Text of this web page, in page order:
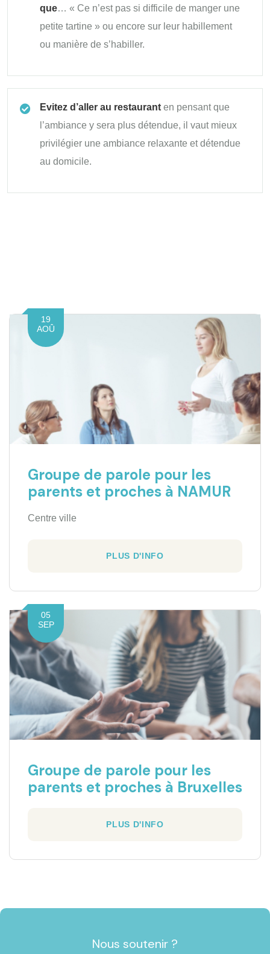
que… « Ce n’est pas si difficile de manger une
petite tartine » ou encore sur leur habillement
ou manière de s’habiller.
Evitez d’aller au restaurant en pensant que
l’ambiance y sera plus détendue, il vaut mieux
privilégier une ambiance relaxante et détendue
au domicile.
19
AOÛ
Groupe de parole pour les
parents et proches à NAMUR
Centre ville
PLUS D'INFO
05
SEP
Groupe de parole pour les
parents et proches à Bruxelles
PLUS D'INFO
Nous soutenir ?